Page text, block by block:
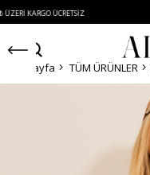
ÜCRETSIZ
Anasayfa TÜM ÜRÜNLER